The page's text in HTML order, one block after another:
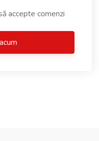
accepte comenzi